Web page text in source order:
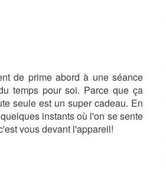
de prime abord à une séance
temps pour soi. Parce que ça
seule est un super cadeau. En
instants où l'on se sente
vous devant l'appareil!